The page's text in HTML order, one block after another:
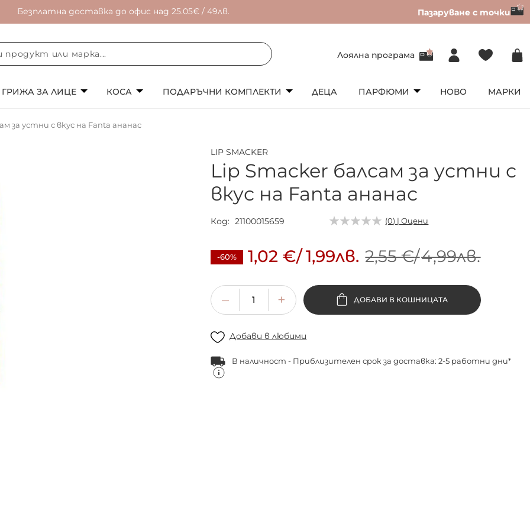
Безплатна доставка до офис над 25.05€ / 49лв. Пазаруване с точки
Лоялна програма
ГРИЖА ЗА ЛИЦЕ КОСА ПОДАРЪЧНИ КОМПЛЕКТИ ДЕЦА ПАРФЮМИ НОВО МАРКИ
за устни с вкус на Fanta ананас
Lip Smacker балсам за устни с
вкус на Fanta ананас
LIP SMACKER
Код 21100015659 (0) | Оцени
-60% 1,02 €/1,99лв. 2,55 €/4,99лв.
ДОБАВИ В КОШНИЦАТА
Добави в любими
В наличност - Приблизителен срок за доставка: 2-5 работни дни*